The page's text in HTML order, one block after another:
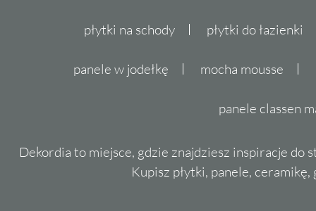
płytki na schody płytki do łazienki
panele w jodełkę mocha mousse
panele classen
Dekordia to miejsce, gdzie znajdziesz inspiracje do
Kupisz płytki, panele,